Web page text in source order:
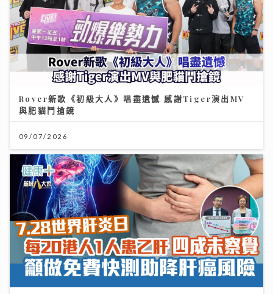
Rover新歌《初級大人》唱盡遺憾 感謝Tiger演出MV
與肥貓鬥搶鏡
09/07/2026